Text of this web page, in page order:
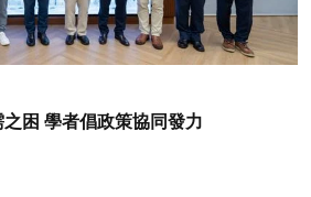
困 學者倡政策協同發力